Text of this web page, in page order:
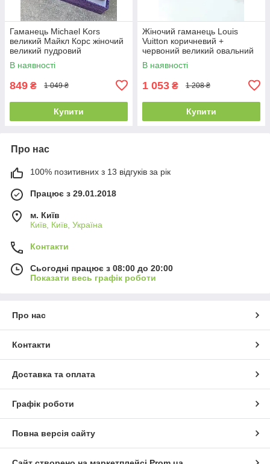
Гаманець Michael Kors
великий Майкл Корс жіночий
великий пудровий
В наявності
849 ₴ 1 049 ₴
Купити
Жіночий гаманець Louis
Vuitton коричневий +
червоний великий овальний
Луї Віттон
В наявності
1 053 ₴ 1 208 ₴
Купити
Про нас
100% позитивних з 13 відгуків за рік
Працює з 29.01.2018
м. Київ
Київ, Київ, Україна
Контакти
Сьогодні працює з 08:00 до 20:00
Показати весь графік роботи
Про нас
Контакти
Доставка та оплата
Графік роботи
Повна версія сайту